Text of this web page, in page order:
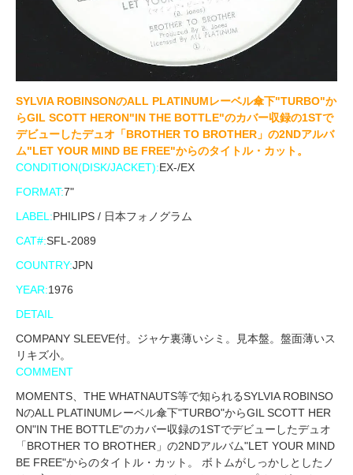
SYLVIA ROBINSONのALL PLATINUMレーベル傘下"TURBO"か
らGIL SCOTT HERON"IN THE BOTTLE"のカバー収録の1STで
デビューしたデュオ「BROTHER TO BROTHER」の2NDアルバ
ム"LET YOUR MIND BE FREE"からのタイトル・カット。
CONDITION(DISK/JACKET):EX-/EX
FORMAT:7"
LABEL:PHILIPS / 日本フォノグラム
CAT#:SFL-2089
COUNTRY:JPN
YEAR:1976
DETAIL
COMPANY SLEEVE付。ジャケ裏薄いシミ。見本盤。盤面薄いス
リキズ小。
COMMENT
MOMENTS、THE WHATNAUTS等で知られるSYLVIA ROBINSO
NのALL PLATINUMレーベル傘下"TURBO"からGIL SCOTT HER
ON"IN THE BOTTLE"のカバー収録の1STでデビューしたデュオ
「BROTHER TO BROTHER」の2NDアルバム"LET YOUR MIND
BE FREE"からのタイトル・カット。 ボトムがしっかしとしたノ